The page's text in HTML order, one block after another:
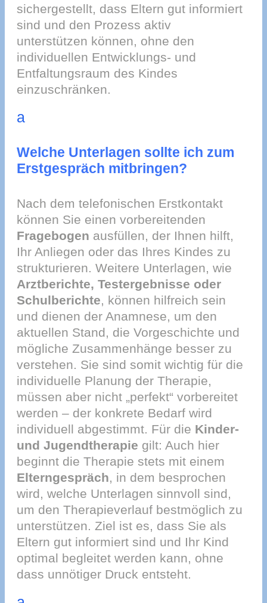
sichergestellt, dass Eltern gut informiert
sind und den Prozess aktiv
unterstützen können, ohne den
individuellen Entwicklungs- und
Entfaltungsraum des Kindes
einzuschränken.
a
Welche Unterlagen sollte ich zum
Erstgespräch mitbringen?
Nach dem telefonischen Erstkontakt
können Sie einen vorbereitenden
Fragebogen ausfüllen, der Ihnen hilft,
Ihr Anliegen oder das Ihres Kindes zu
strukturieren. Weitere Unterlagen, wie
Arztberichte, Testergebnisse oder
Schulberichte , können hilfreich sein
und dienen der Anamnese, um den
aktuellen Stand, die Vorgeschichte und
mögliche Zusammenhänge besser zu
verstehen. Sie sind somit wichtig für die
individuelle Planung der Therapie,
müssen aber nicht „perfekt“ vorbereitet
werden – der konkrete Bedarf wird
individuell abgestimmt. Für die Kinder-
und Jugendtherapie gilt: Auch hier
beginnt die Therapie stets mit einem
Elterngespräch , in dem besprochen
wird, welche Unterlagen sinnvoll sind,
um den Therapieverlauf bestmöglich zu
unterstützen. Ziel ist es, dass Sie als
Eltern gut informiert sind und Ihr Kind
optimal begleitet werden kann, ohne
dass unnötiger Druck entsteht.